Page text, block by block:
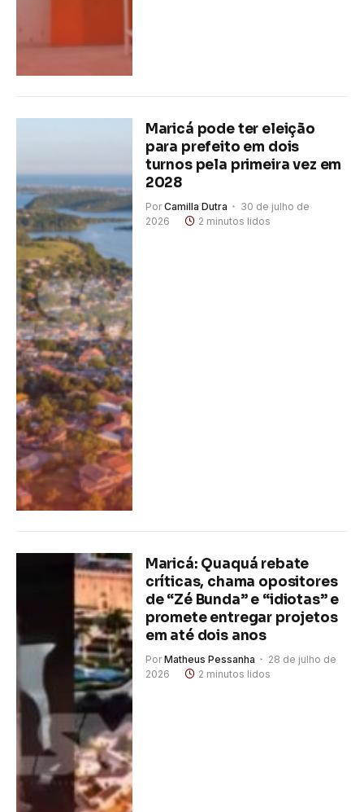
Maricá pode ter eleição
para prefeito em dois
turnos pela primeira vez em
2028
Por Camilla Dutra
30 de julho de
2026
2 minutos lidos
Maricá: Quaquá rebate
críticas, chama opositores
de “Zé Bunda” e “idiotas” e
promete entregar projetos
em até dois anos
Por Matheus Pessanha
28 de julho de
2026
2 minutos lidos